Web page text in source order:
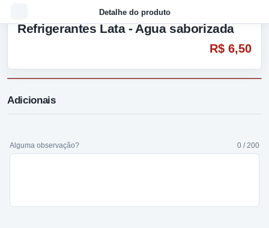
Detalhe do produto
Refrigerantes Lata - Agua saborizada
R$ 6,50
Adicionais
Alguma observação? 0 / 200